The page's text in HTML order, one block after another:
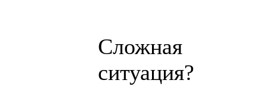
Сложная
ситуация?